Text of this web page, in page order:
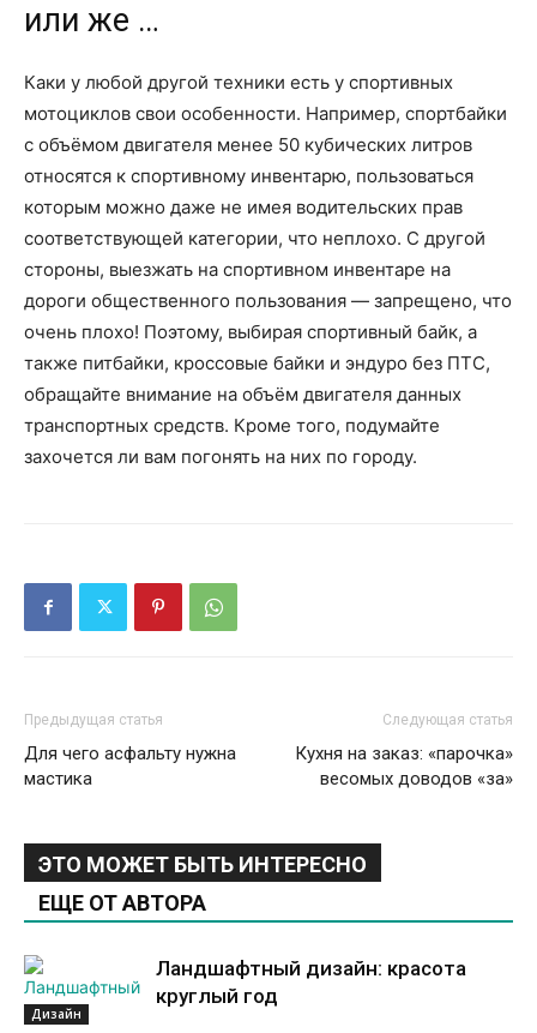
или же …
Каки у любой другой техники есть у спортивных
мотоциклов свои особенности. Например, спортбайки
с объёмом двигателя менее 50 кубических литров
относятся к спортивному инвентарю, пользоваться
которым можно даже не имея водительских прав
соответствующей категории, что неплохо. С другой
стороны, выезжать на спортивном инвентаре на
дороги общественного пользования — запрещено, что
очень плохо! Поэтому, выбирая спортивный байк, а
также питбайки, кроссовые байки и эндуро без ПТС,
обращайте внимание на объём двигателя данных
транспортных средств. Кроме того, подумайте
захочется ли вам погонять на них по городу.
Предыдущая статья
Для чего асфальту нужна
мастика
Следующая статья
Кухня на заказ: «парочка»
весомых доводов «за»
ЭТО МОЖЕТ БЫТЬ ИНТЕРЕСНО
ЕЩЕ ОТ АВТОРА
Дизайн
Ландшафтный дизайн: красота
круглый год